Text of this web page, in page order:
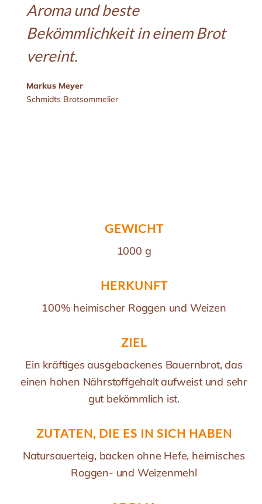
Aroma und beste
Bekömmlichkeit in einem Brot
vereint.
Markus Meyer
Schmidts Brotsommelier
GEWICHT
1000 g
HERKUNFT
100% heimischer Roggen und Weizen
ZIEL
Ein kräftiges ausgebackenes Bauernbrot, das
einen hohen Nährstoffgehalt aufweist und sehr
gut bekömmlich ist.
ZUTATEN, DIE ES IN SICH HABEN
Natursauerteig, backen ohne Hefe, heimisches
Roggen- und Weizenmehl